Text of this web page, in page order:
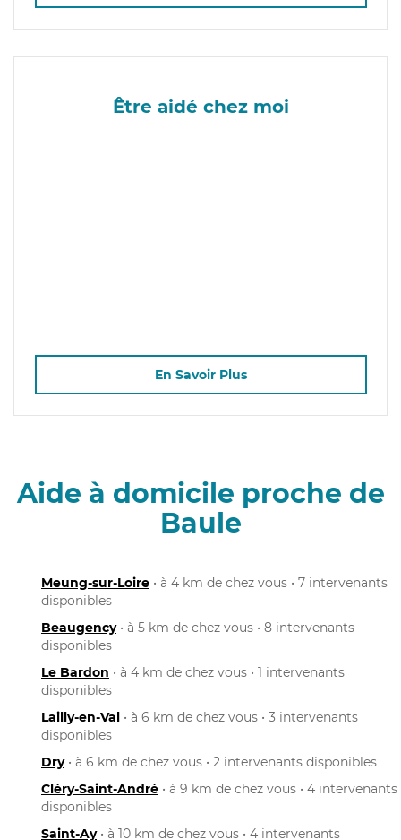
Être aidé chez moi
En Savoir Plus
Aide à domicile proche de
Baule
Meung-sur-Loire • à 4 km de chez vous • 7 intervenants
disponibles
Beaugency• à 5 km de chez vous • 8 intervenants
disponibles
Le Bardon • à 4 km de chez vous • 1 intervenants
disponibles
Lailly-en-Val • à 6 km de chez vous • 3 intervenants
disponibles
Dry• à 6 km de chez vous • 2 intervenants disponibles
Cléry-Saint-André • à 9 km de chez vous • 4 intervenants
disponibles
Saint-Ay• à 10 km de chez vous • 4 intervenants